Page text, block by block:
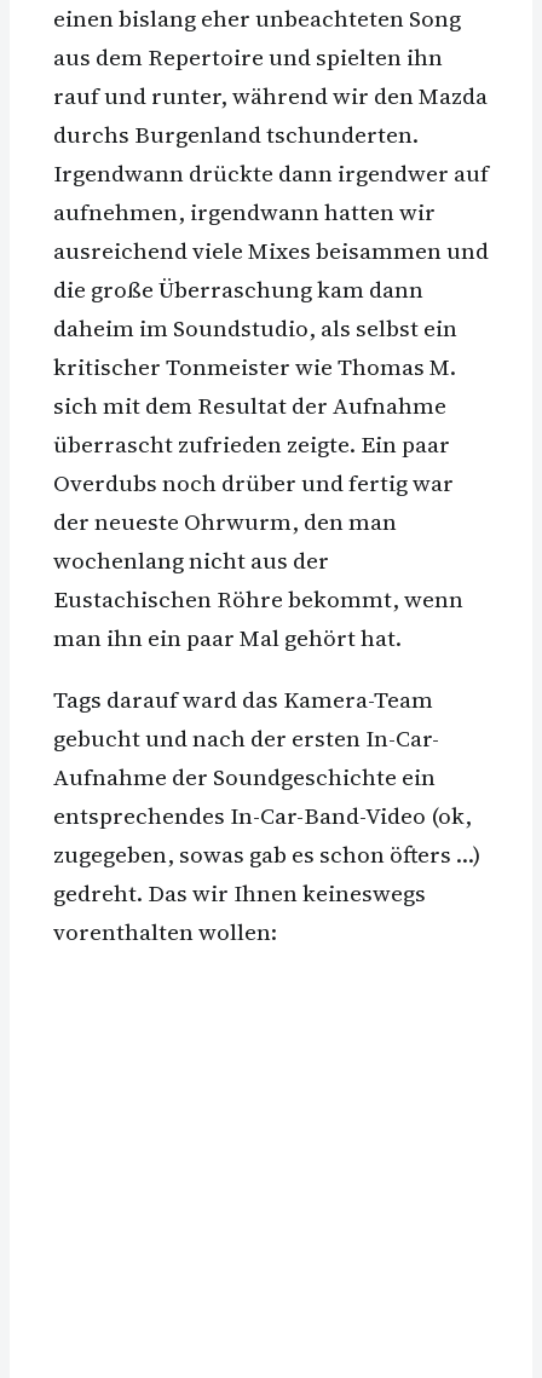
einen bislang eher unbeachteten Song
aus dem Repertoire und spielten ihn
rauf und runter, während wir den Mazda
durchs Burgenland tschunderten.
Irgendwann drückte dann irgendwer auf
aufnehmen, irgendwann hatten wir
ausreichend viele Mixes beisammen und
die große Überraschung kam dann
daheim im Soundstudio, als selbst ein
kritischer Tonmeister wie Thomas M.
sich mit dem Resultat der Aufnahme
überrascht zufrieden zeigte. Ein paar
Overdubs noch drüber und fertig war
der neueste Ohrwurm, den man
wochenlang nicht aus der
Eustachischen Röhre bekommt, wenn
man ihn ein paar Mal gehört hat.
Tags darauf ward das Kamera-Team
gebucht und nach der ersten In-Car-
Aufnahme der Soundgeschichte ein
entsprechendes In-Car-Band-Video (ok,
zugegeben, sowas gab es schon öfters …)
gedreht. Das wir Ihnen keineswegs
vorenthalten wollen: